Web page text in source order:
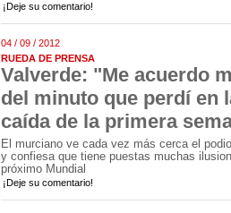
¡Deje su comentario!
04 / 09 / 2012
RUEDA DE PRENSA
Valverde: "Me acuerdo
del minuto que perdí en
caída de la primera
El murciano ve cada vez más cerca el
y confiesa que tiene puestas muchas
próximo Mundial
¡Deje su comentario!